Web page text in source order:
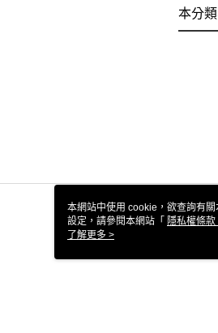
本分
本網站中使用 cookie，欲查詢有
設定，請參閱本網站「 隱私權條款
使用 cookie。
了解更多 >